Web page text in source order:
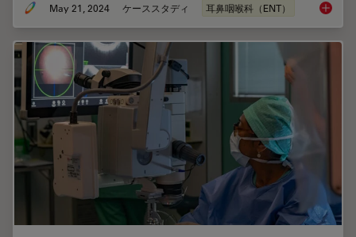
May 21, 2024 ケーススタディ 耳鼻咽喉科（ENT）